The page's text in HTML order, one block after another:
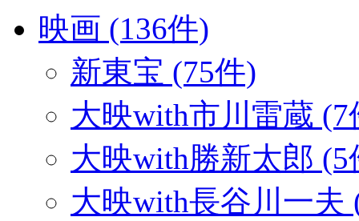
映画 (136件)
新東宝 (75件)
大映with市川雷蔵 (7
大映with勝新太郎 (5
大映with長谷川一夫